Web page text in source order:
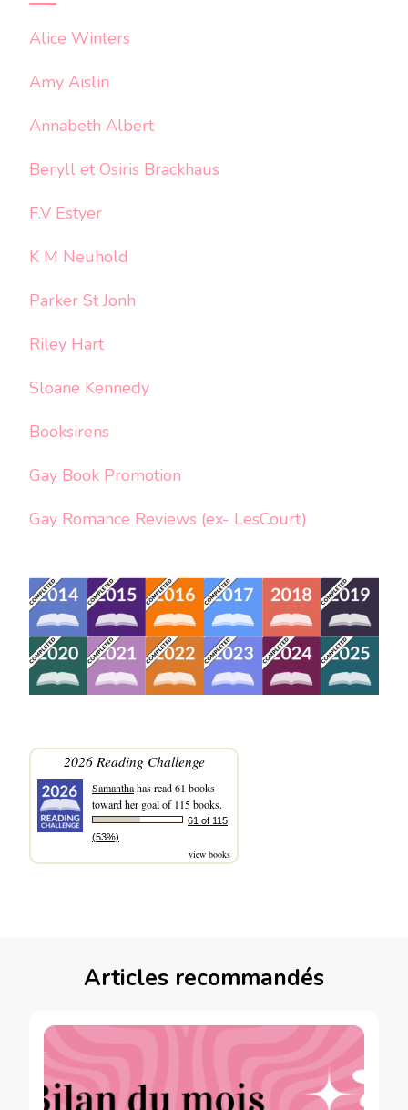
Alice Winters
Amy Aislin
Annabeth Albert
Beryll et Osiris Brackhaus
F.V Estyer
K M Neuhold
Parker St Jonh
Riley Hart
Sloane Kennedy
Booksirens
Gay Book Promotion
Gay Romance Reviews (ex- LesCourt)
2026 Reading Challenge
Samanthahas read 61 books
toward her goal of 115 books.
61 of 115
(53%)
view books
Articles recommandés